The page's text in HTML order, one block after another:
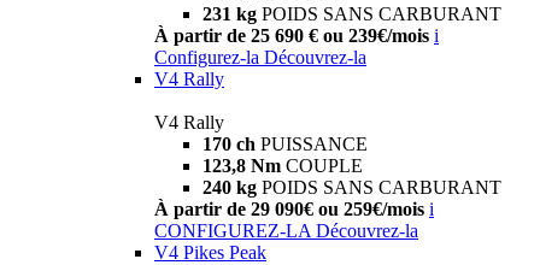
231 kg POIDS SANS CARBURANT
À partir de 25 690 € ou 239€/mois i
Configurez-la Découvrez-la
V4 Rally
V4 Rally
170 ch PUISSANCE
123,8 Nm COUPLE
240 kg POIDS SANS CARBURANT
À partir de 29 090€ ou 259€/mois i
CONFIGUREZ-LA Découvrez-la
V4 Pikes Peak